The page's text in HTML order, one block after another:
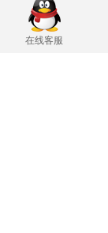
在线客服